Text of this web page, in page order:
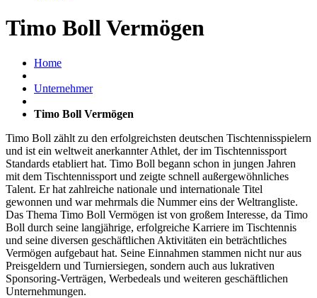
Timo Boll Vermögen
Home
Unternehmer
Timo Boll Vermögen
Timo Boll zählt zu den erfolgreichsten deutschen Tischtennisspielern
und ist ein weltweit anerkannter Athlet, der im Tischtennissport
Standards etabliert hat. Timo Boll begann schon in jungen Jahren
mit dem Tischtennissport und zeigte schnell außergewöhnliches
Talent. Er hat zahlreiche nationale und internationale Titel
gewonnen und war mehrmals die Nummer eins der Weltrangliste.
Das Thema Timo Boll Vermögen ist von großem Interesse, da Timo
Boll durch seine langjährige, erfolgreiche Karriere im Tischtennis
und seine diversen geschäftlichen Aktivitäten ein beträchtliches
Vermögen aufgebaut hat. Seine Einnahmen stammen nicht nur aus
Preisgeldern und Turniersiegen, sondern auch aus lukrativen
Sponsoring-Verträgen, Werbedeals und weiteren geschäftlichen
Unternehmungen.